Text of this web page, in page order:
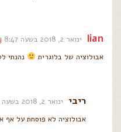
lian ינואר 2, 2018 בשעה 8:47 am
אבולוציה של בלוגרית
נהנתי
ריבי ינואר 2, 2018 בשעה 1:20 pm
אבולוציה לא פוסחת על אף